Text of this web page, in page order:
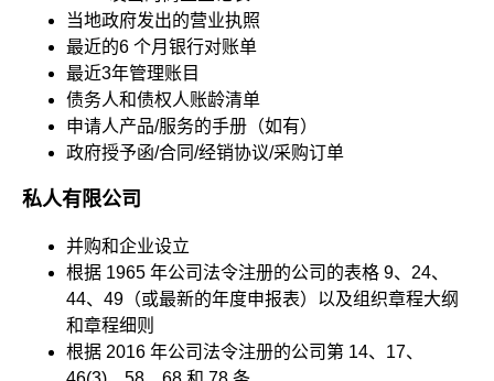
当地政府发出的营业执照
最近的6 个月银行对账单
最近3年管理账目
债务人和债权人账龄清单
申请人产品/服务的手册（如有）
政府授予函/合同/经销协议/采购订单
私人有限公司
并购和企业设立
根据 1965 年公司法令注册的公司的表格 9、24、
44、49（或最新的年度申报表）以及组织章程大纲
和章程细则
根据 2016 年公司法令注册的公司第 14、17、